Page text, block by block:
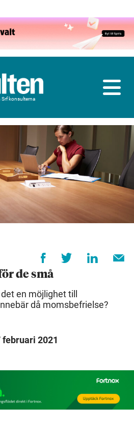
konsulterna
de små
en möjlighet till
då momsbefrielse?
februari 2021